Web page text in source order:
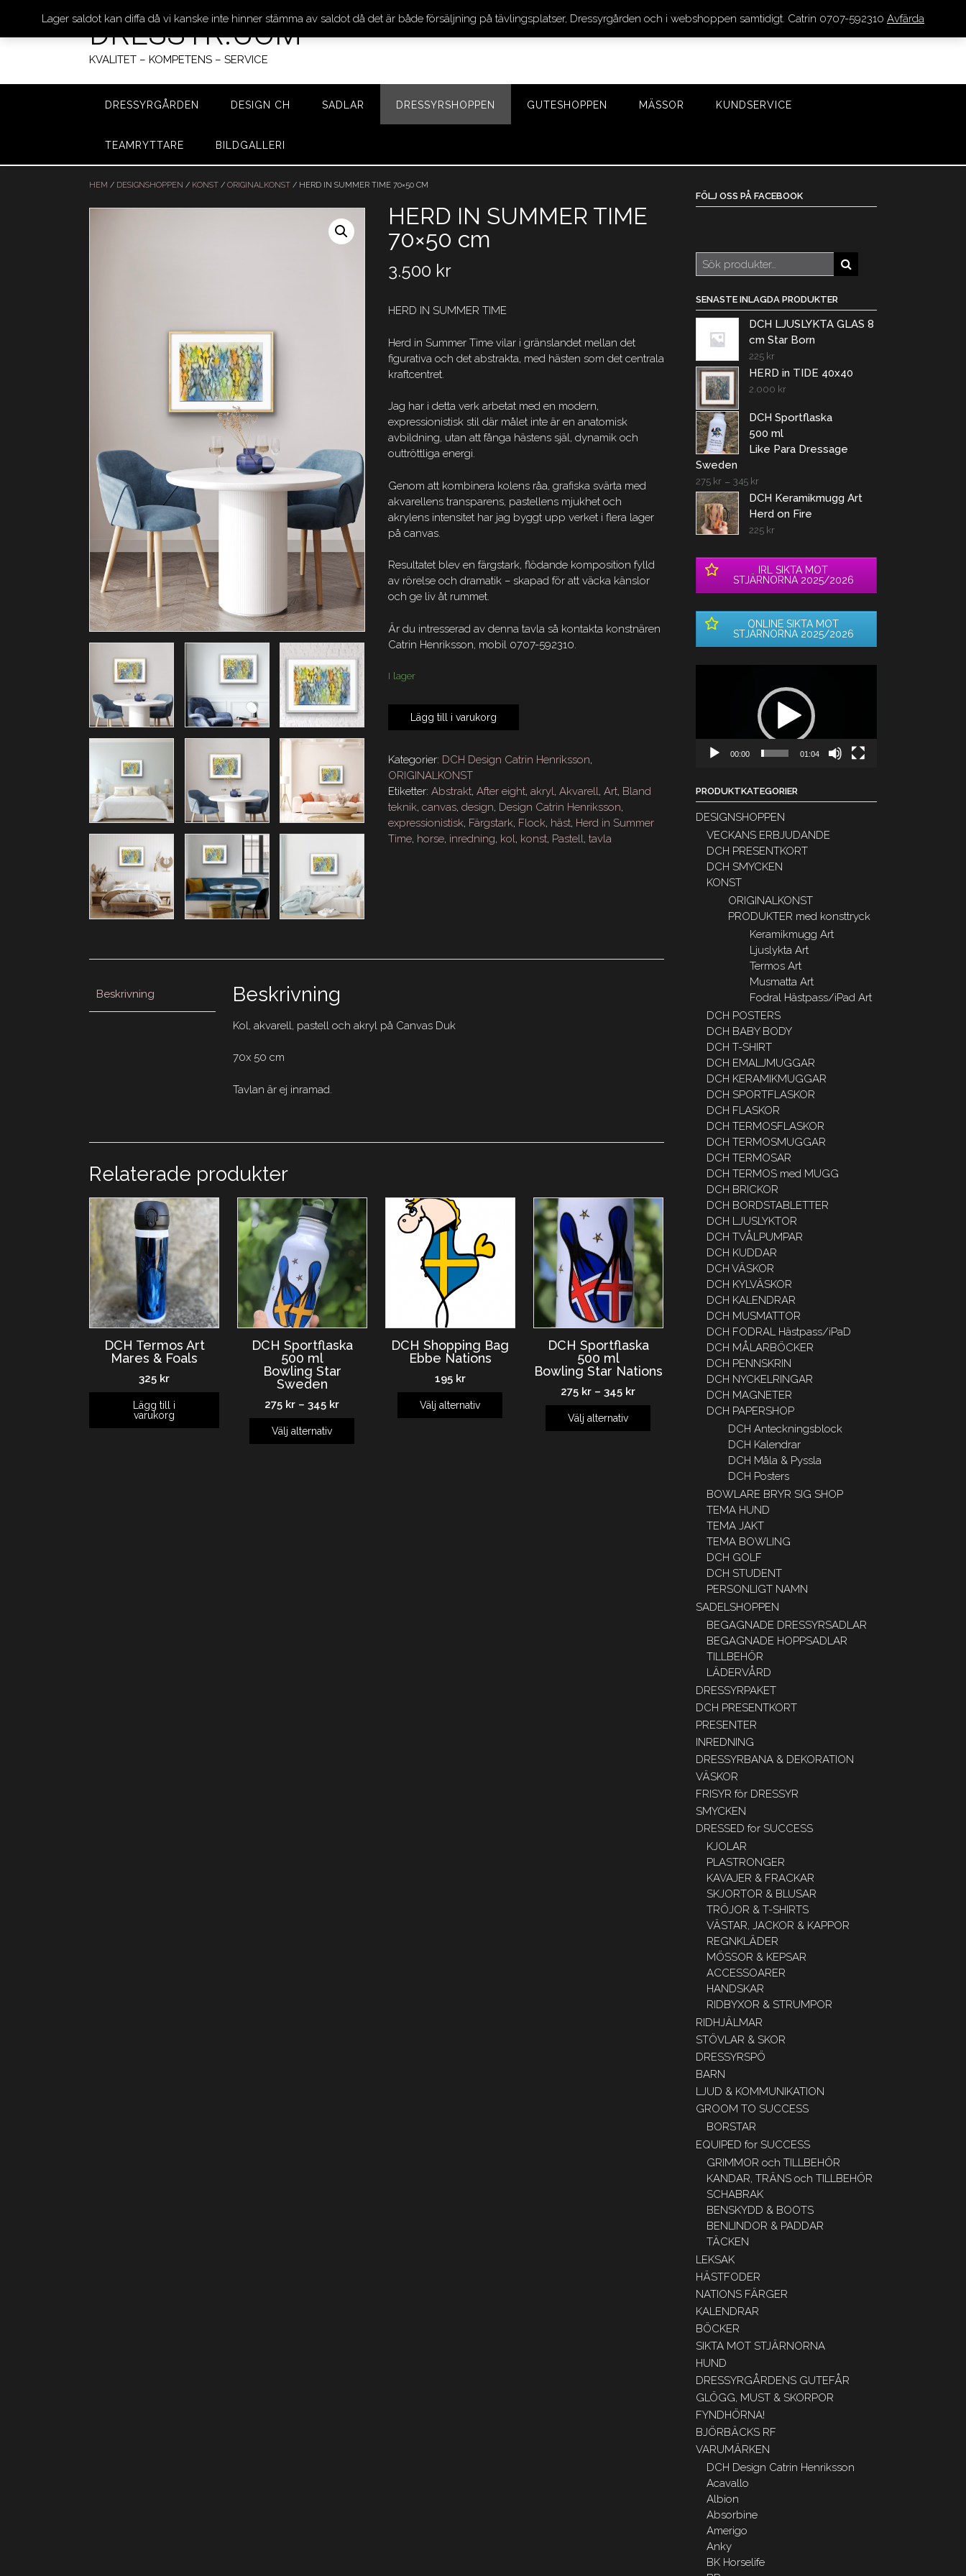
Hoppa
DRESSYR.COM
KVALITET – KOMPETENS – SERVICE
DRESSYRGÅRDEN DESIGN CH SADLAR DRESSYRSHOPPEN GUTESHOPPEN MÄSSOR KUNDSERVICE
TEAMRYTTARE BILDGALLERI
HEM / DESIGNSHOPPEN / KONST / ORIGINALKONST / HERD IN SUMMER TIME 70×50 CM
HERD IN SUMMER TIME
70×50 cm
3.500 kr
HERD IN SUMMER TIME
Herd in Summer Time vilar i gränslandet mellan det
figurativa och det abstrakta, med hästen som det centrala
kraftcentret.
Jag har i detta verk arbetat med en modern,
expressionistisk stil där målet inte är en anatomisk
avbildning, utan att fånga hästens själ, dynamik och
outtröttliga energi.
Genom att kombinera kolens råa, grafiska svärta med
akvarellens transparens, pastellens mjukhet och
akrylens intensitet har jag byggt upp verket i flera lager
på canvas.
Resultatet blev en färgstark, flödande komposition fylld
av rörelse och dramatik – skapad för att väcka känslor
och ge liv åt rummet.
Är du intresserad av denna tavla så kontakta konstnären
Catrin Henriksson, mobil 0707-592310.
I lager
HERD
IN
TIME
70x50
cm
mängd
Lägg till i varukorg
Kategorier: DCH Design Catrin Henriksson,
ORIGINALKONST
Etiketter:Abstrakt,After eight,akryl,Akvarell,Art, Bland
teknik,canvas,design, Design Catrin Henriksson,
expressionistisk, Färgstark, Flock, häst, Herd in Summer
Time, horse, inredning, kol, konst, Pastell,tavla
Beskrivning Beskrivning
Kol, akvarell, pastell och akryl på Canvas Duk
70x 50 cm
Tavlan är ej inramad.
Relaterade produkter
DCH Termos Art
Mares & Foals
325 kr
Lägg till i
varukorg
DCH Sportflaska
500 ml
Bowling Star
Sweden
275 kr –345 kr
Välj alternativ
DCH Shopping Bag
Ebbe Nations
195 kr
Välj alternativ
DCH Sportflaska
500 ml
Bowling Star Nations
275 kr –345 kr
Välj alternativ
FÖLJ OSS PÅ FACEBOOK
Sök
efter:
SENASTE INLAGDA PRODUKTER
DCH LJUSLYKTA GLAS 8
cm Star Born
225 kr
HERD in TIDE 40x40
2.000 kr
DCH Sportflaska
500 ml
Like Para Dressage
Sweden
275 kr– 345 kr
DCH Keramikmugg Art
Herd on Fire
225 kr
IRL SIKTA MOT
STJÄRNORNA 2025/2026
ONLINE SIKTA MOT
STJÄRNORNA 2025/2026
00:00 01:04
PRODUKTKATEGORIER
DESIGNSHOPPEN
VECKANS ERBJUDANDE
DCH PRESENTKORT
DCH SMYCKEN
KONST
ORIGINALKONST
PRODUKTER med konsttryck
Keramikmugg Art
Ljuslykta Art
Termos Art
Musmatta Art
Fodral Hästpass/iPad Art
DCH POSTERS
DCH BABY BODY
DCH T-SHIRT
DCH EMALJMUGGAR
DCH KERAMIKMUGGAR
DCH SPORTFLASKOR
DCH FLASKOR
DCH TERMOSFLASKOR
DCH TERMOSMUGGAR
DCH TERMOSAR
DCH TERMOS med MUGG
DCH BRICKOR
DCH BORDSTABLETTER
DCH LJUSLYKTOR
DCH TVÅLPUMPAR
DCH KUDDAR
DCH VÄSKOR
DCH KYLVÄSKOR
DCH KALENDRAR
DCH MUSMATTOR
DCH FODRAL Hästpass/iPaD
DCH MÅLARBÖCKER
DCH PENNSKRIN
DCH NYCKELRINGAR
DCH MAGNETER
DCH PAPERSHOP
DCH Anteckningsblock
DCH Kalendrar
DCH Måla & Pyssla
DCH Posters
BOWLARE BRYR SIG SHOP
TEMA HUND
TEMA JAKT
TEMA BOWLING
DCH GOLF
DCH STUDENT
PERSONLIGT NAMN
SADELSHOPPEN
BEGAGNADE DRESSYRSADLAR
BEGAGNADE HOPPSADLAR
TILLBEHÖR
LÄDERVÅRD
DRESSYRPAKET
DCH PRESENTKORT
PRESENTER
INREDNING
DRESSYRBANA & DEKORATION
VÄSKOR
FRISYR för DRESSYR
SMYCKEN
DRESSED for SUCCESS
KJOLAR
PLASTRONGER
KAVAJER & FRACKAR
SKJORTOR & BLUSAR
TRÖJOR & T-SHIRTS
VÄSTAR, JACKOR & KAPPOR
REGNKLÄDER
MÖSSOR & KEPSAR
ACCESSOARER
HANDSKAR
RIDBYXOR & STRUMPOR
RIDHJÄLMAR
STÖVLAR & SKOR
DRESSYRSPÖ
BARN
LJUD & KOMMUNIKATION
GROOM TO SUCCESS
BORSTAR
EQUIPED for SUCCESS
GRIMMOR och TILLBEHÖR
KANDAR, TRÄNS och TILLBEHÖR
SCHABRAK
BENSKYDD & BOOTS
BENLINDOR & PADDAR
TÄCKEN
LEKSAK
HÄSTFODER
NATIONS FÄRGER
KALENDRAR
BÖCKER
SIKTA MOT STJÄRNORNA
HUND
DRESSYRGÅRDENS GUTEFÅR
GLÖGG, MUST & SKORPOR
FYNDHÖRNA!
BJÖRBÄCKS RF
VARUMÄRKEN
DCH Design Catrin Henriksson
Acavallo
Albion
Absorbine
Amerigo
Anky
BK Horselife
Lager saldot kan diffa då vi kanske inte hinner stämma av saldot då det är både försäljning på tävlingsplatser, Dressyrgården och i webshoppen samtidigt. Catrin 0707-592310 Avfärda